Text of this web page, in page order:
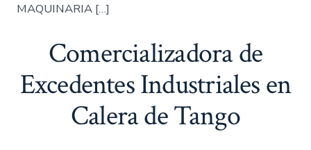
MAQUINARIA […]
Comercializadora de
Excedentes Industriales en
Calera de Tango